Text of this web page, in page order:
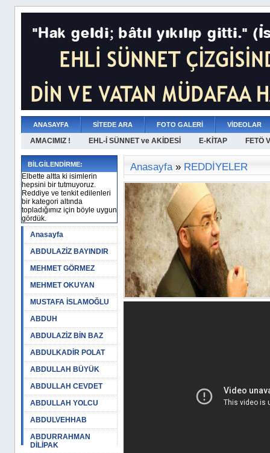
ANASAYFA SİTEDE ARA FOTO GALERİ VİDEOLAR
AMACIMIZ ! EHL-İ SÜNNET ve AKİDESİ E-KİTAP FETÖ
BİLGİLENDİRME:
Elbette altta ki isimlerin
hepsini bir tutmuyoruz.
Reddiye ve tenkit edilenleri
bir kategori altında
topladığımız için böyle uygun
gördük.
Anasayfa
ABDULAZİZ BAYINDIR
MEHMET GÖRMEZ
MEHMET OKUYAN
MUSTAFA İSLAMOĞLU
ABDUH
ABDULAZİZ BİN BAZ
ABDULKADİR POLAT
ABDULLAH BÜYÜK
ABDULLAH CEVDET
ABDULLAH YOLCU
ABDULVEHHAB
ABDURRAHMAN
DİLİPAK
Anasayfa» REDDİYELER